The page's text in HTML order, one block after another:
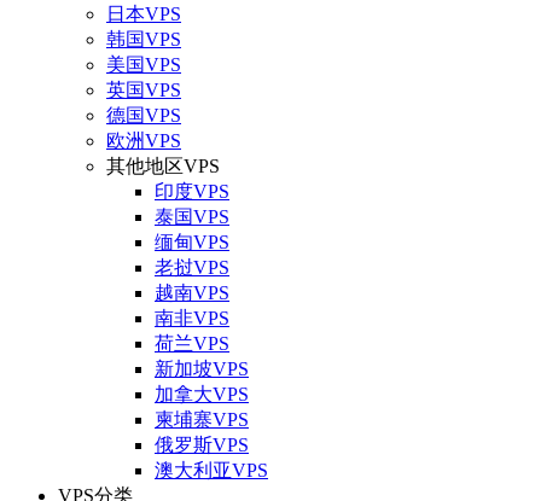
日本VPS
韩国VPS
美国VPS
英国VPS
德国VPS
欧洲VPS
其他地区VPS
印度VPS
泰国VPS
缅甸VPS
老挝VPS
越南VPS
南非VPS
荷兰VPS
新加坡VPS
加拿大VPS
柬埔寨VPS
俄罗斯VPS
澳大利亚VPS
VPS分类